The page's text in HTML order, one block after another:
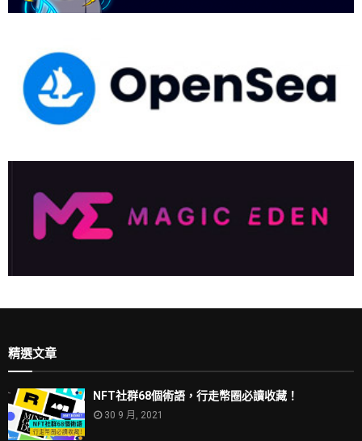
精選文章
NFT社群68個術語，行走幣圈必讀收藏！
30 9 月, 2021